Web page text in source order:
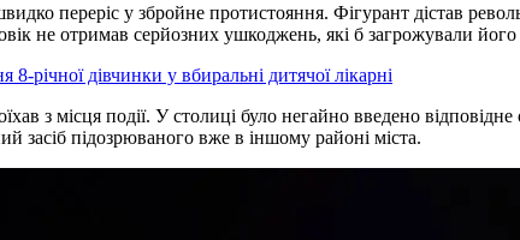
переріс у збройне протистояння. Фігурант дістав
не отримав серйозних ушкоджень, які б загрожували
річної дівчинки у вбиральні дитячої лікарні
з місця події. У столиці було негайно введено відповідне
засіб підозрюваного вже в іншому районі міста.